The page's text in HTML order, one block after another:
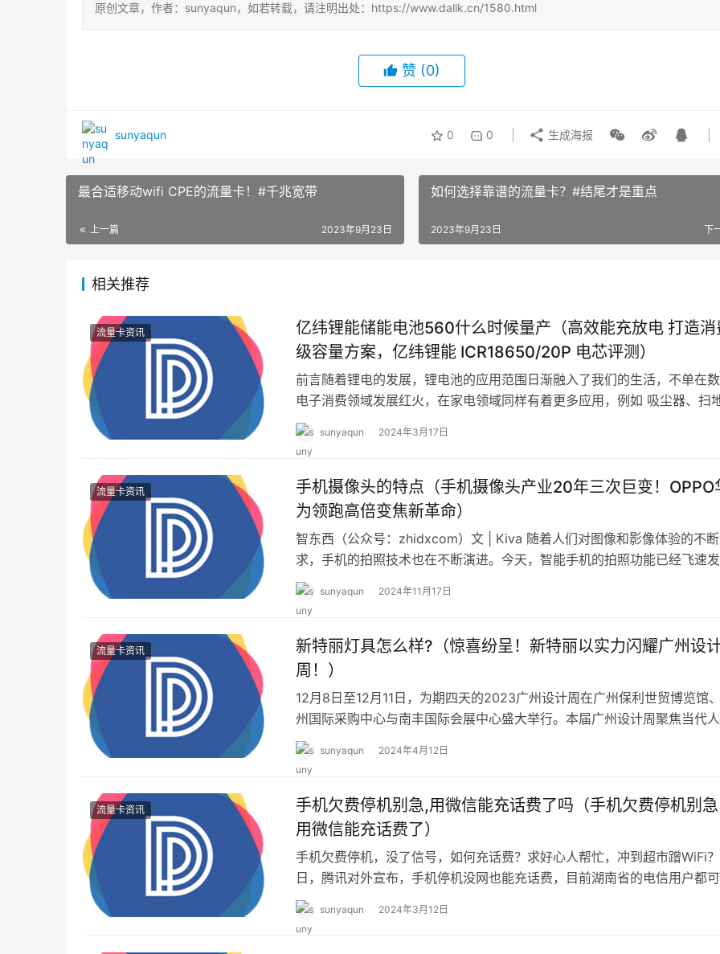
原创文章，作者：sunyaqun，如若转载，请注明出处：https://www.dallk.cn/1580.html
赞 (0)
sunyaqun 0 0 生成海报
最合适移动wifi CPE的流量卡！#千兆宽带
上一篇 2023年9月23日
如何选择靠谱的流量卡？#结尾才是重点
下
2023年9月23日
相关推荐
流量卡资讯
亿纬锂能储能电池560什么时候量产（高效能充放电 打造消
级容量方案，亿纬锂能 ICR18650/20P 电芯评测）
前言随着锂电的发展，锂电池的应用范围日渐融入了我们的生活，不单在
电子消费领域发展红火，在家电领域同样有着更多应用，例如 吸尘器、扫
器人、吹风机等，这些产品在此前都需要使用交…
sunyaqun 2024年3月17日
流量卡资讯
手机摄像头的特点（手机摄像头产业20年三次巨变！OPPO
为领跑高倍变焦新革命）
智东西（公众号：zhidxcom）文 | Kiva 随着人们对图像和影像体验的不
求，手机的拍照技术也在不断演进。今天，智能手机的拍照功能已经飞速发
展，配备了更多的功能。多摄、T…
sunyaqun 2024年11月17日
流量卡资讯
新特丽灯具怎么样?（惊喜纷呈！新特丽以实力闪耀广州设
周！）
12月8日至12月11日，为期四天的2023广州设计周在广州保利世贸博览馆
州国际采购中心与南丰国际会展中心盛大举行。本届广州设计周聚焦当代人
生活美学新业态的设计+选材，吸引了…
sunyaqun 2024年4月12日
流量卡资讯
手机欠费停机别急,用微信能充话费了吗（手机欠费停机别急
用微信能充话费了）
手机欠费停机，没了信号，如何充话费？求好心人帮忙，冲到超市蹭WiFi
日，腾讯对外宣布，手机停机没网也能充话费，目前湖南省的电信用户都可
使用该服务。 微信支付和三大运营商共同谋…
sunyaqun 2024年3月12日